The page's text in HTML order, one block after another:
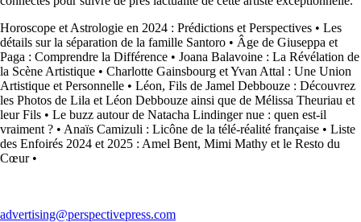
Horoscope et Astrologie en 2024 : Prédictions et Perspectives • Les
détails sur la séparation de la famille Santoro • Âge de Giuseppa et
Paga : Comprendre la Différence • Joana Balavoine : La Révélation de
la Scène Artistique • Charlotte Gainsbourg et Yvan Attal : Une Union
Artistique et Personnelle • Léon, Fils de Jamel Debbouze : Découvrez
les Photos de Lila et Léon Debbouze ainsi que de Mélissa Theuriau et
leur Fils • Le buzz autour de Natacha Lindinger nue : quen est-il
vraiment ? • Anaïs Camizuli : Licône de la télé-réalité française • Liste
des Enfoirés 2024 et 2025 : Amel Bent, Mimi Mathy et le Resto du
Cœur•
advertising@perspectivepress.com